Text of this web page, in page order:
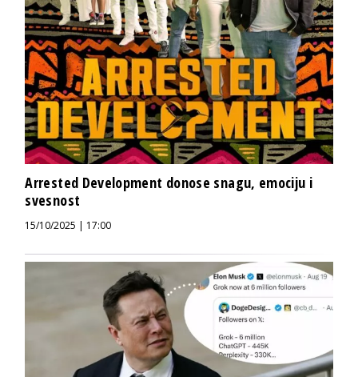
Arrested Development donose snagu, emociju i
svesnost
15/10/2025 | 17:00